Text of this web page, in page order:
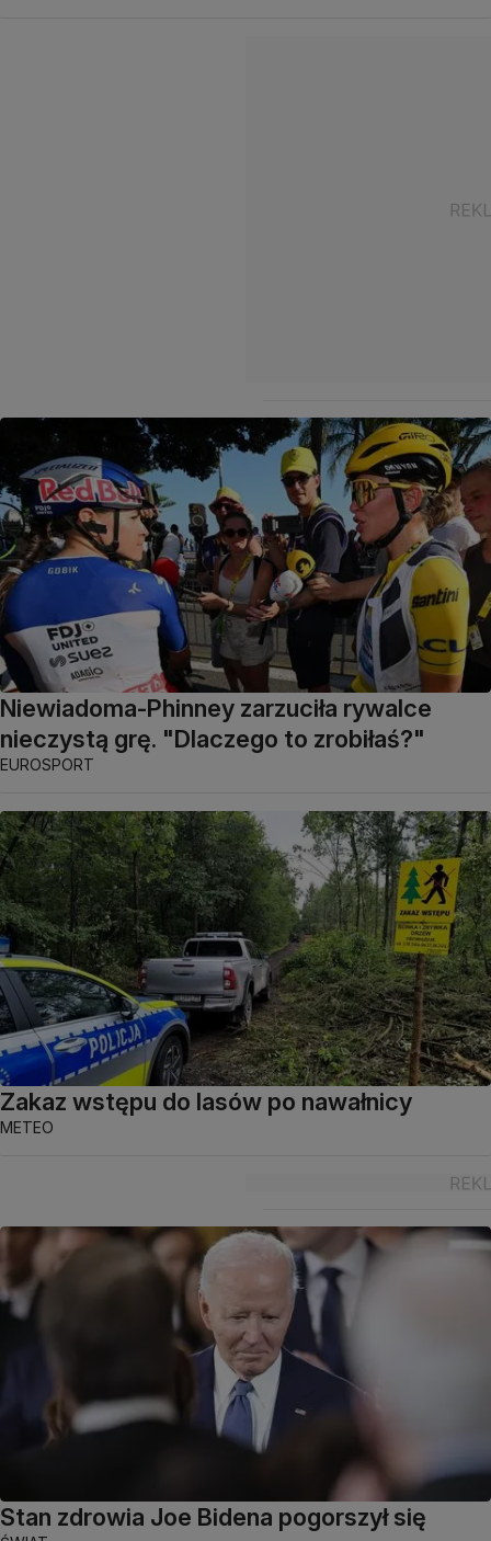
Niewiadoma-Phinney zarzuciła rywalce
nieczystą grę. "Dlaczego to zrobiłaś?"
EUROSPORT
Zakaz wstępu do lasów po nawałnicy
METEO
Stan zdrowia Joe Bidena pogorszył się